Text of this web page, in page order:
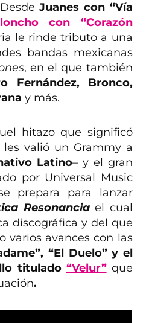
Desde Juanes con “Vía
con “Corazón
le rinde tributo a una
bandas mexicanas
, en el que también
Fernández, Bronco,
y más.
hitazo que significó
les valió un Grammy a
Latino– y el gran
por Universal Music
prepara para lanzar
Resonanciael cual
discográfica y del que
varios avances con las
“El Duelo” y el
titulado “Velur” que
.